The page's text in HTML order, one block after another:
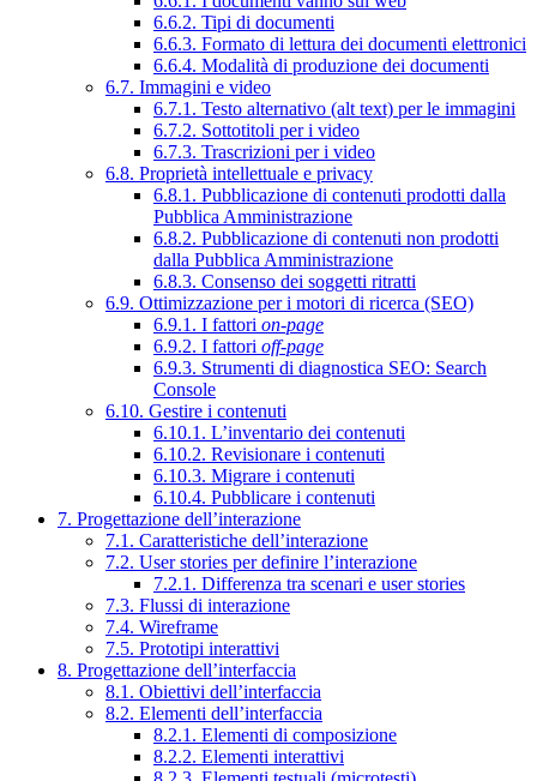
6.6.2. Tipi di documenti
6.6.3. Formato di lettura dei documenti elettronici
6.6.4. Modalità di produzione dei documenti
6.7. Immagini e video
6.7.1. Testo alternativo (alt text) per le immagini
6.7.2. Sottotitoli per i video
6.7.3. Trascrizioni per i video
6.8. Proprietà intellettuale e privacy
6.8.1. Pubblicazione di contenuti prodotti dalla
Pubblica Amministrazione
6.8.2. Pubblicazione di contenuti non prodotti
dalla Pubblica Amministrazione
6.8.3. Consenso dei soggetti ritratti
6.9. Ottimizzazione per i motori di ricerca (SEO)
6.9.1. I fattori on-page
6.9.2. I fattori off-page
6.9.3. Strumenti di diagnostica SEO: Search
Console
6.10. Gestire i contenuti
6.10.1. L’inventario dei contenuti
6.10.2. Revisionare i contenuti
6.10.3. Migrare i contenuti
6.10.4. Pubblicare i contenuti
7. Progettazione dell’interazione
7.1. Caratteristiche dell’interazione
7.2. User stories per definire l’interazione
7.2.1. Differenza tra scenari e user stories
7.3. Flussi di interazione
7.4. Wireframe
7.5. Prototipi interattivi
8. Progettazione dell’interfaccia
8.1. Obiettivi dell’interfaccia
8.2. Elementi dell’interfaccia
8.2.1. Elementi di composizione
8.2.2. Elementi interattivi